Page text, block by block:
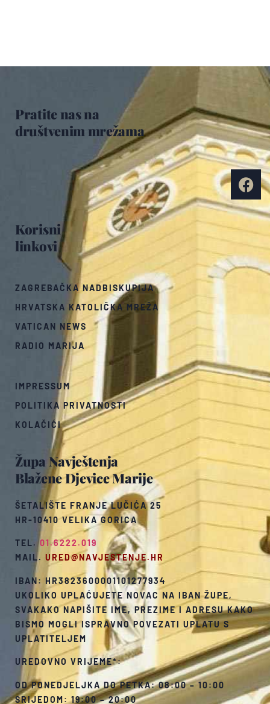
Župa Navještenja
Blažene Djevice Marije
ŠETALIŠTE FRANJE LUČIĆA 25
HR-10410 VELIKA GORICA
TEL.01.6222.019
MAIL. URED@NAVJESTENJE.HR
IBAN: HR3823600001101277934
UKOLIKO UPLAĆUJETE NOVAC NA IBAN ŽUPE,
SVAKAKO NAPIŠITE IME, PREZIME I ADRESU KAKO
BISMO MOGLI ISPRAVNO POVEZATI UPLATU S
UPLATITELJEM
UREDOVNO VRIJEME*:
OD PONEDJELJKA DO PETKA: 08:00 – 10:00
SRIJEDOM: 19:00 – 20:00
Korisni
linkovi
ZAGREBAČKA NADBISKUPIJA
HRVATSKA KATOLIČKA MREŽA
VATICAN NEWS
RADIO MARIJA
IMPRESSUM
POLITIKA PRIVATNOSTI
KOLAČIĆI
Pratite nas na
društvenim mrežama